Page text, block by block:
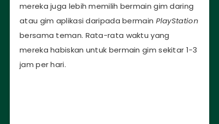
mereka juga lebih memilih bermain gim daring
atau gim aplikasi daripada bermain PlayStation
bersama teman. Rata-rata waktu yang
mereka habiskan untuk bermain gim sekitar 1-3
jam per hari.